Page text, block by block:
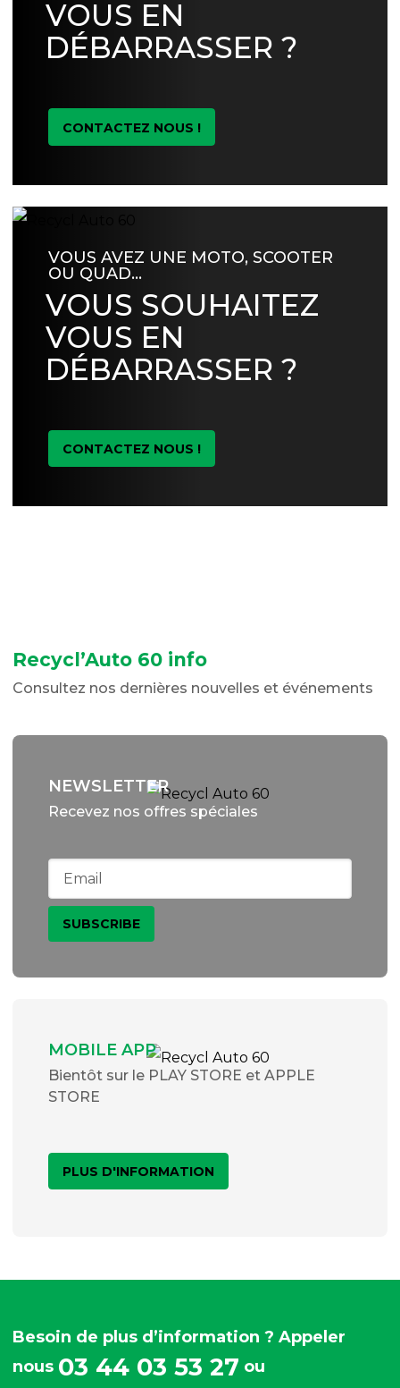
VOUS EN
DÉBARRASSER ?
CONTACTEZ NOUS !
VOUS AVEZ UNE MOTO, SCOOTER
OU QUAD…
VOUS SOUHAITEZ
VOUS EN
DÉBARRASSER ?
CONTACTEZ NOUS !
Recycl’Auto 60 info
Consultez nos dernières nouvelles et événements
NEWSLETTER
Recevez nos offres spéciales
MOBILE APP
Bientôt sur le PLAY STORE et APPLE
STORE
PLUS D'INFORMATION
Besoin de plus d’information ? Appeler
nous 03 44 03 53 27 ou